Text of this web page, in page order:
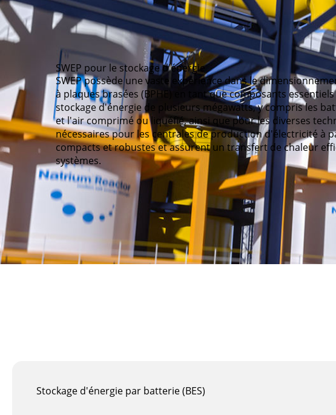
SWEP pour le stockage d'énergie
SWEP possède une vaste expérience dans le
à plaques brasées (BPHE) en tant que composants
stockage d'énergie de plusieurs mégawatts, y compris les
et l'air comprimé ou liquéfié, ainsi que pour les diverses
nécessaires pour les centrales de production d'électricité à
compacts et robustes et assurent un transfert de chaleur
systèmes.
Stockage d'énergie par batterie (BES)